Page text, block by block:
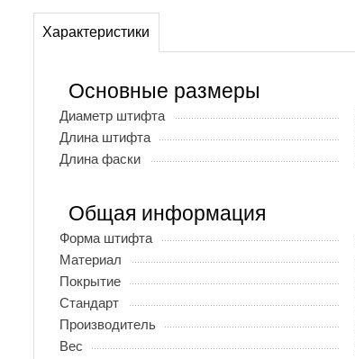
Характеристики
Основные размеры
Диаметр штифта
Длина штифта
Длина фаски
Общая информация
Форма штифта
Материал
Покрытие
Стандарт
Производитель
Вес